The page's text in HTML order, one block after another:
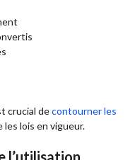
crucial decontourner les
les lois en vigueur.